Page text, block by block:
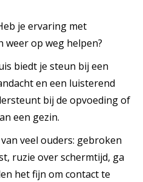
je ervaring met
weer op weg helpen?
biedt je steun bij een
en een luisterend
bij de opvoeding of
een gezin.
veel ouders: gebroken
ruzie over schermtijd, ga
het fijn om contact te